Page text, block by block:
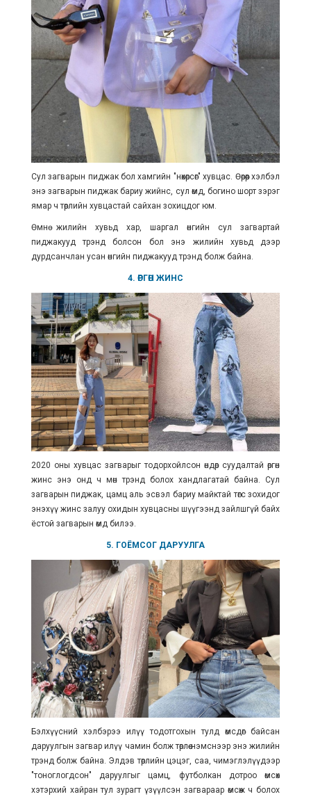
Сул загварын пиджак бол хамгийн "нөхөрсөг" хувцас. Өөрөөр хэлбэл
энэ загварын пиджак бариу жийнс, сул өмд, богино шорт зэрэг
ямар ч төрлийн хувцастай сайхан зохицдог юм.
Өмнө жилийн хувьд хар, шаргал өнгийн сул загвартай
пиджакууд трэнд болсон бол энэ жилийн хувьд дээр
дурдсанчлан усан өнгийн пиджакууд трэнд болж байна.
4. ӨРГӨН ЖИНС
2020 оны хувцас загварыг тодорхойлсон өндөр суудалтай өргөн
жинс энэ онд ч мөн трэнд болох хандлагатай байна. Сул
загварын пиджак, цамц аль эсвэл бариу майктай төгс зохидог
энэхүү жинс залуу охидын хувцасны шүүгээнд зайлшгүй байх
ёстой загварын өмд билээ.
5. ГОЁМСОГ ДАРУУЛГА
Бэлхүүсний хэлбэрээ илүү тодотгохын тулд өмсдөг байсан
даруулгын загвар илүү чамин болж төрлөө нэмснээр энэ жилийн
трэнд болж байна. Элдэв төрлийн цэцэг, саа, чимэглэлүүдээр
"тоноглогдсон" даруулгыг цамц, футболкан дотроо өмсөх
хэтэрхий хайран тул зурагт үзүүлсэн загвараар өмсөж ч болох